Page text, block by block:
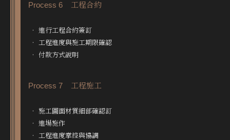
Process 6 工程合約
‧ 進⾏⼯程合約簽訂
‧ ⼯程進度與施⼯期限確認
‧ 付款⽅式說明
Process 7 工程施工
‧ 施工圖面材質細部確認訂
‧ 進場施作
‧ 工程進度掌控與協調